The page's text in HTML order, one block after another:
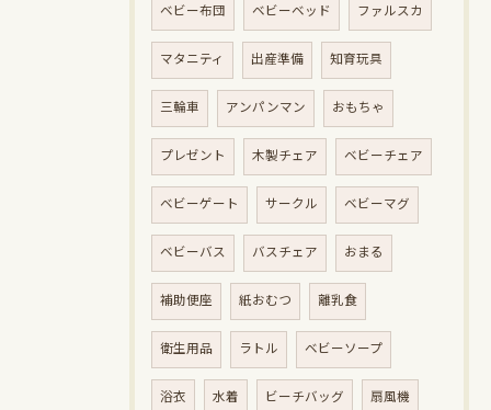
ベビー布団 ベビーベッド ファルスカ
マタニティ 出産準備 知育玩具
三輪車 アンパンマン おもちゃ
プレゼント 木製チェア ベビーチェア
ベビーゲート サークル ベビーマグ
ベビーバス バスチェア おまる
補助便座 紙おむつ 離乳食
衛生用品 ラトル ベビーソープ
浴衣 水着 ビーチバッグ 扇風機